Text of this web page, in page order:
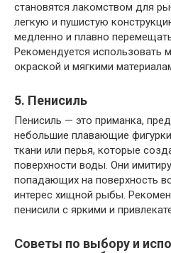
становятся лакомством для
легкую и пушистую
медленно и плавно
Рекомендуется использовать
окраской и мягкими
5. Пенисиль
Пенисиль — это приманка,
небольшие плавающие
ткани или перья, которые
поверхности воды. Они
попадающих на поверхность
интерес хищной рыбы.
пенисили с яркими и
Советы по выбору и